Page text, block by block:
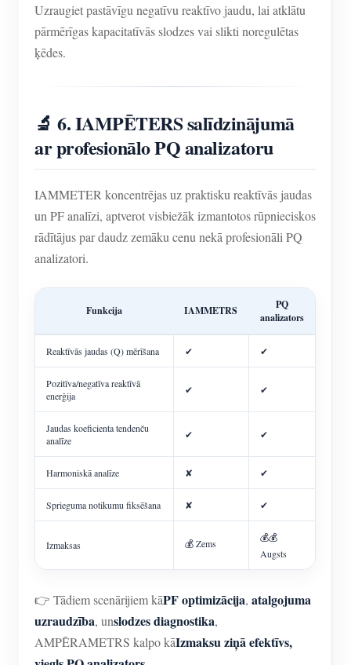
Uzraugiet pastāvīgu negatīvu reaktīvo jaudu, lai atklātu
pārmērīgas kapacitatīvās slodzes vai slikti noregulētas
ķēdes.
🔬 6. IAMPĒTERS salīdzinājumā
ar profesionālo PQ analizatoru
IAMMETER koncentrējas uz praktisku reaktīvās jaudas
un PF analīzi, aptverot visbiežāk izmantotos rūpnieciskos
rādītājus par daudz zemāku cenu nekā profesionāli PQ
analizatori.
Funkcija IAMMETRS
PQ
analizators
Reaktīvās jaudas (Q) mērīšana ✔ ✔
Pozitīva/negatīva reaktīvā
enerģija
✔ ✔
Jaudas koeficienta tendenču
analīze
✔ ✔
Harmoniskā analīze ✘ ✔
Sprieguma notikumu fiksēšana ✘ ✔
Izmaksas 💰 Zems
💰💰
Augsts
👉 Tādiem scenārijiem kāPF optimizācija, atalgojuma
uzraudzība, unslodzes diagnostika,
AMPĒRAMETRS kalpo kāIzmaksu ziņā efektīvs,